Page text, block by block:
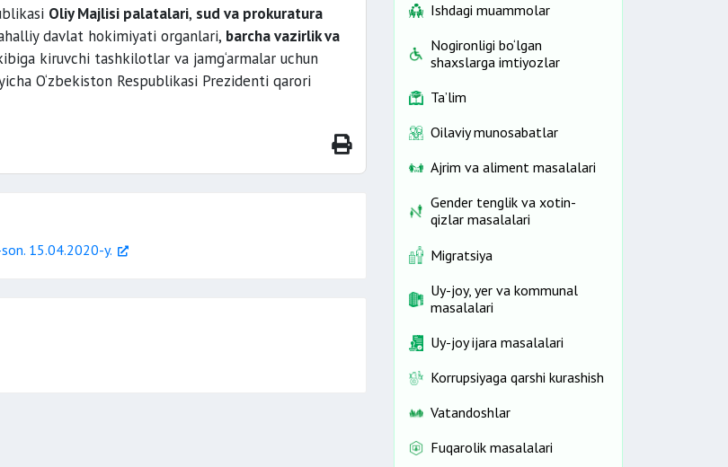
qarshi kurashish
rejimini belgilash huquqi byerildi
Oliy Majlisi palatalari, sud va prokuratura
davlat hokimiyati organlari, barcha vazirlik va
kiruvchi tashkilotlar va jamg‘armalar uchun
O‘zbekiston Respublikasi Prezidenti qarori
15.04.2020-y.
Ishdagi muammolar
Nogironligi bo‘lgan
shaxslarga imtiyozlar
Ta’lim
Oilaviy munosabatlar
Ajrim va aliment masalalari
Gender tenglik va xotin-
qizlar masalalari
Migratsiya
Uy-joy, yer va kommunal
masalalari
Uy-joy ijara masalalari
Korrupsiyaga qarshi kurashish
Vatandoshlar
Fuqarolik masalalari